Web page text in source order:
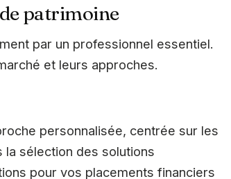
patrimoine
par un professionnel essentiel.
et leurs approches.
personnalisée, centrée sur les
la sélection des solutions
pour vos placements financiers